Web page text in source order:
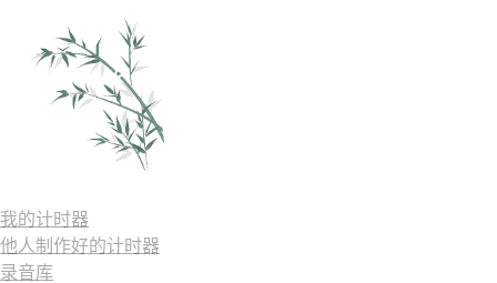
我的计时器
他人制作好的计时器
录音库